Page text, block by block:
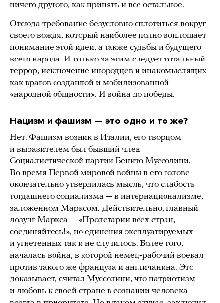
ничего другого, как принять и все остальное.
Отсюда требование безусловно сплотиться вокруг
своего вождя, который наиболее полно воплощает
понимание этой идеи, а также судьбы и будущего
всего народа. И только за этим следует тотальный
террор, исключение инородцев и инакомыслящих
как врагов созданной и мобилизованной
«народной общности». И война до победы.
Нацизм и фашизм — это одно и то же?
Нет. Фашизм возник в Италии, его творцом
и выразителем был бывший член
Социалистической партии Бенито Муссолини.
Во время Первой мировой войны в его голове
окончательно утвердилась мысль, что слабость
тогдашнего социализма — в интернационализме,
заложенном Марксом. Действительно, главный
лозунг Маркса — «Пролетарии всех стран,
соединяйтесь!», но единения эксплуатируемых
и угнетенных так и не случилось. Более того,
началась война, в которой немец-рабочий воевал
против такого же француза и англичанина. Это
доказывает, считал Муссолини, что патриотизм
и любовь к своей стране в сознании человека